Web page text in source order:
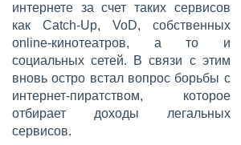
интернете за счет таких сервисов
как Catch-Up, VoD, собственных
online-кинотеатров, а то и
социальных сетей. В связи с этим
вновь остро встал вопрос борьбы с
интернет-пиратством, которое
отбирает доходы легальных
сервисов.